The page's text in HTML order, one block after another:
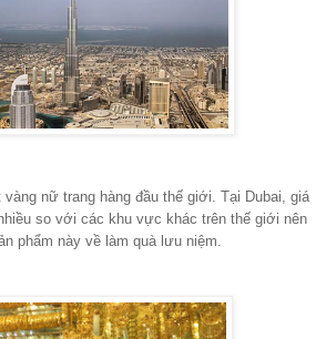
nữ trang hàng đầu thế giới. Tại Dubai, giá
so với các khu vực khác trên thế giới nên
phẩm này về làm quà lưu niệm.